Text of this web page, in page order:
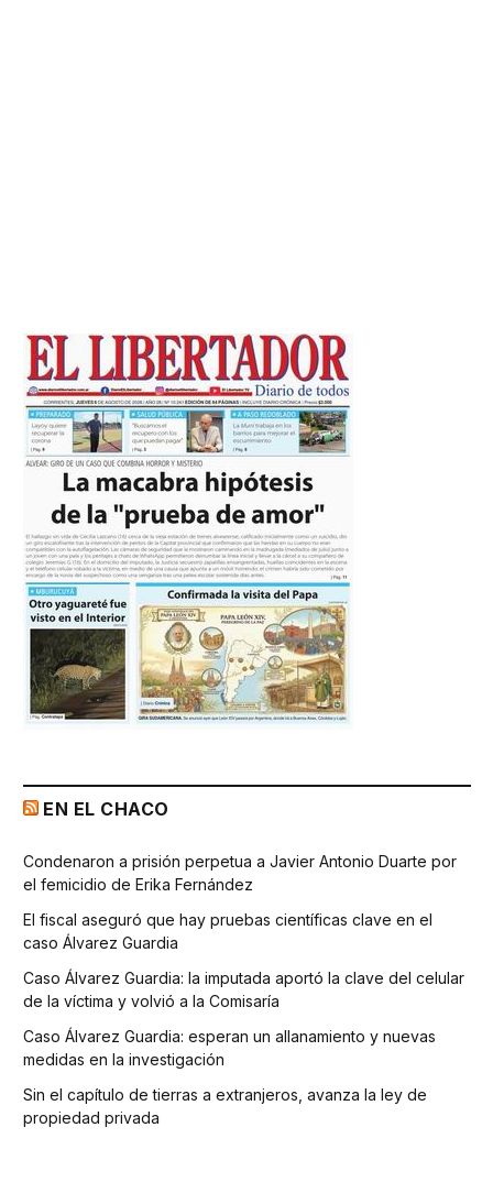
EN EL CHACO
Condenaron a prisión perpetua a Javier Antonio Duarte por
el femicidio de Erika Fernández
El fiscal aseguró que hay pruebas científicas clave en el
caso Álvarez Guardia
Caso Álvarez Guardia: la imputada aportó la clave del celular
de la víctima y volvió a la Comisaría
Caso Álvarez Guardia: esperan un allanamiento y nuevas
medidas en la investigación
Sin el capítulo de tierras a extranjeros, avanza la ley de
propiedad privada